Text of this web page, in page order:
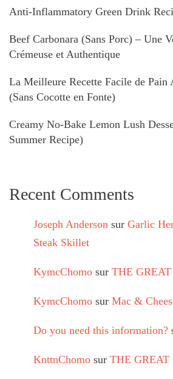
Anti-Inflammatory Green Drink
Beef Carbonara (Sans Porc) – Une
Crémeuse et Authentique
La Meilleure Recette Facile de Pain
(Sans Cocotte en Fonte)
Creamy No-Bake Lemon Lush
Summer Recipe)
Recent Comments
Joseph Anderson sur Garlic
Steak Skillet
KymcChomo sur THE
KymcChomo sur Mac &
Do you need this information?
KnttnChomo sur THE